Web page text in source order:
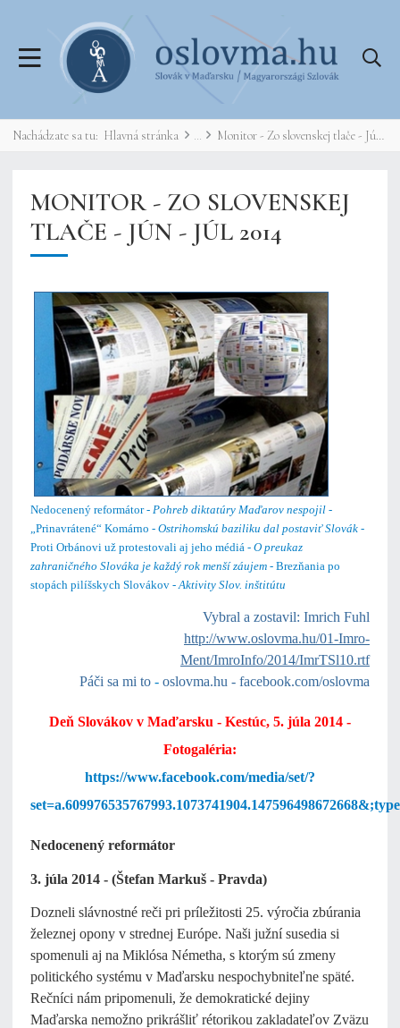
Nachádzate sa tu: Hlavná stránka Monitor - Zo slovenskej tlače - Jún - Júl 2014
MONITOR - ZO SLOVENSKEJ
TLAČE - JÚN - JÚL 2014
Nedocenený reformátor - Pohreb diktatúry Maďarov nespojil -
„Prinavrátené“ Komárno - Ostrihomskú baziliku dal postaviť Slovák -
Proti Orbánovi už protestovali aj jeho médiá - O preukaz
zahraničného Slováka je každý rok menší záujem - Brezňania po
stopách pilíšskych Slovákov - Aktivity Slov. inštitútu
Vybral a zostavil: Imrich Fuhl
http://www.oslovma.hu/01-Imro-
Ment/ImroInfo/2014/ImrTSl10.rtf
Páči sa mi to - oslovma.hu - facebook.com/oslovma
Deň Slovákov v Maďarsku - Kestúc, 5. júla 2014 -
Fotogaléria:
https://www.facebook.com/media/set/?
Nedocenený reformátor
3. júla 2014 - (Štefan Markuš - Pravda)
Dozneli slávnostné reči pri príležitosti 25. výročia zbúrania
železnej opony v strednej Európe. Naši južní susedia si
spomenuli aj na Miklósa Németha, s ktorým sú zmeny
politického systému v Maďarsku nespochybniteľne späté.
Rečníci nám pripomenuli, že demokratické dejiny
Maďarska nemožno prikrášliť rétorikou zakladateľov Zväzu